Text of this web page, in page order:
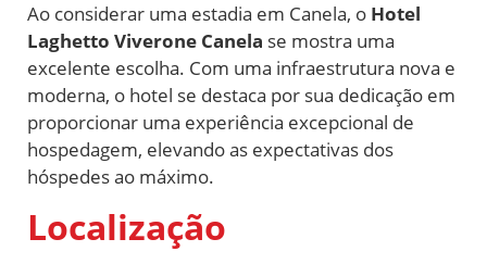
Ao considerar uma estadia em Canela, o Hotel
Laghetto Viverone Canela se mostra uma
excelente escolha. Com uma infraestrutura nova e
moderna, o hotel se destaca por sua dedicação em
proporcionar uma experiência excepcional de
hospedagem, elevando as expectativas dos
hóspedes ao máximo.
Localização